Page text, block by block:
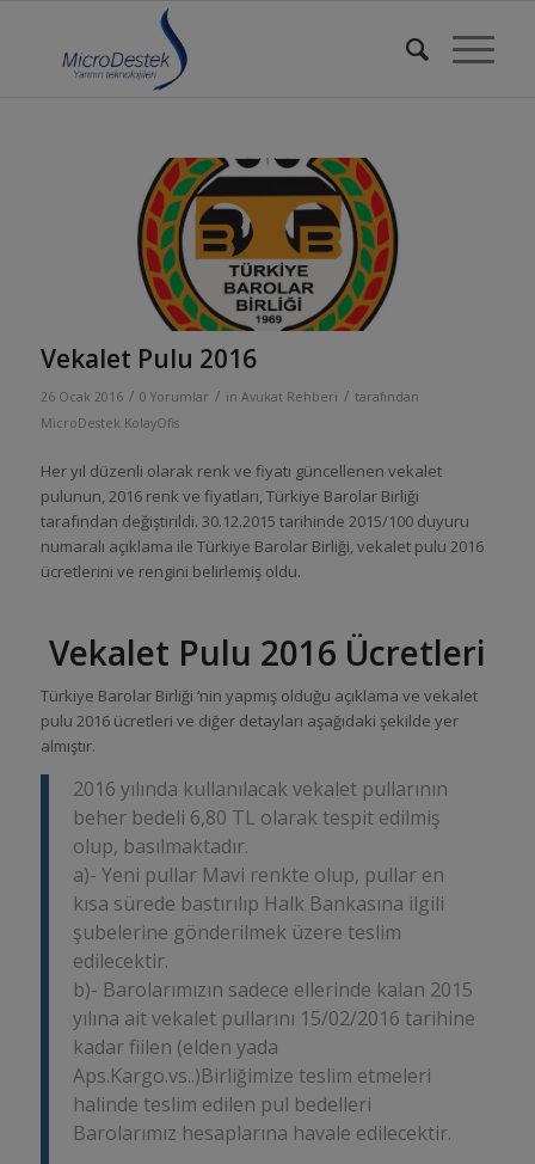
Vekalet Pulu 2016
26 Ocak 2016 / 0 Yorumlar / in Avukat Rehberi / tarafından
MicroDestek KolayOfis
Her yıl düzenli olarak renk ve fiyatı güncellenen vekalet
pulunun, 2016 renk ve fiyatları, Türkiye Barolar Birliği
tarafından değiştirildi. 30.12.2015 tarihinde 2015/100 duyuru
numaralı açıklama ile Türkiye Barolar Birliği, vekalet pulu 2016
ücretlerini ve rengini belirlemiş oldu.
Vekalet Pulu 2016 Ücretleri
Türkiye Barolar Birliği ‘nin yapmış olduğu açıklama ve vekalet
pulu 2016 ücretleri ve diğer detayları aşağıdaki şekilde yer
almıştır.
2016 yılında kullanılacak vekalet pullarının
beher bedeli 6,80 TL olarak tespit edilmiş
olup, basılmaktadır.
a)- Yeni pullar Mavi renkte olup, pullar en
kısa sürede bastırılıp Halk Bankasına ilgili
şubelerine gönderilmek üzere teslim
edilecektir.
b)- Barolarımızın sadece ellerinde kalan 2015
yılına ait vekalet pullarını 15/02/2016 tarihine
kadar fiilen (elden yada
Aps.Kargo.vs..)Birliğimize teslim etmeleri
halinde teslim edilen pul bedelleri
Barolarımız hesaplarına havale edilecektir.